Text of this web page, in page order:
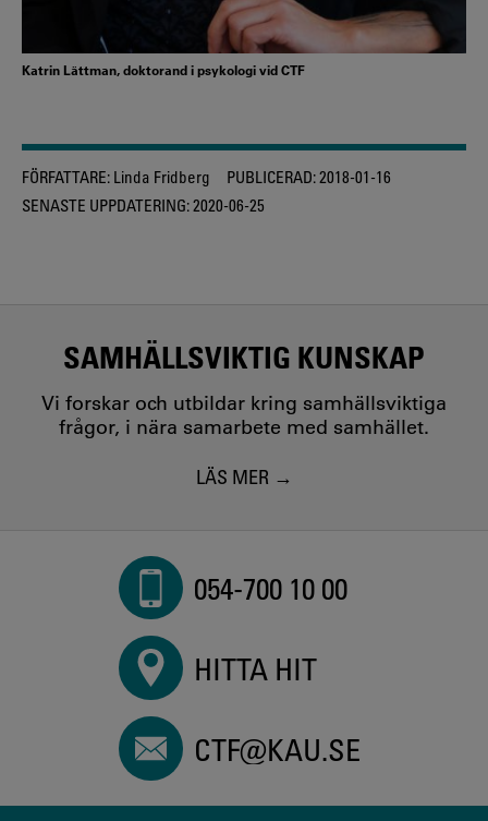
Katrin Lättman, doktorand i psykologi vid CTF
FÖRFATTARE: Linda Fridberg PUBLICERAD:2018-01-16
SENASTE UPPDATERING:2020-06-25
SAMHÄLLSVIKTIG KUNSKAP
Vi forskar och utbildar kring samhällsviktiga
frågor, i nära samarbete med samhället.
LÄS MER
054-700 10 00
HITTA HIT
CTF@KAU.SE